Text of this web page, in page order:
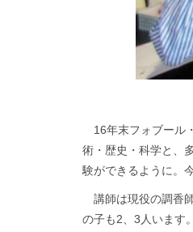
16年末フォブール
術・歴史・科学と、
験ができるように。
講師は現役の調香
の子も2、3人います